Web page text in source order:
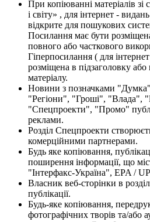
При копіюванні матеріалів
і світу» , для інтернет -
відкрите для пошукових
Посилання має бути
повного або часткового
Гіперпосилання ( для
розміщена в підзаголовку
матеріалу.
Новини з позначками
"Регіони", "Гроші", "Влада",
"Спецпроекти", "Промо"
реклами.
Розділ Спецпроекти
комерційними партнерами.
Будь яке копіювання,
поширення інформації, що
"Інтерфакс-Україна", EPA /
Власник веб-сторінки в
публікації.
Будь-яке копіювання,
фотографічних творів та/або